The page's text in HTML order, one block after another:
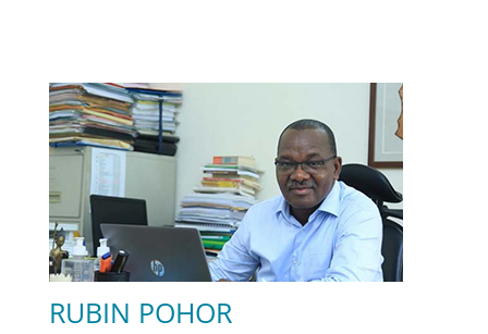
RUBIN POHOR